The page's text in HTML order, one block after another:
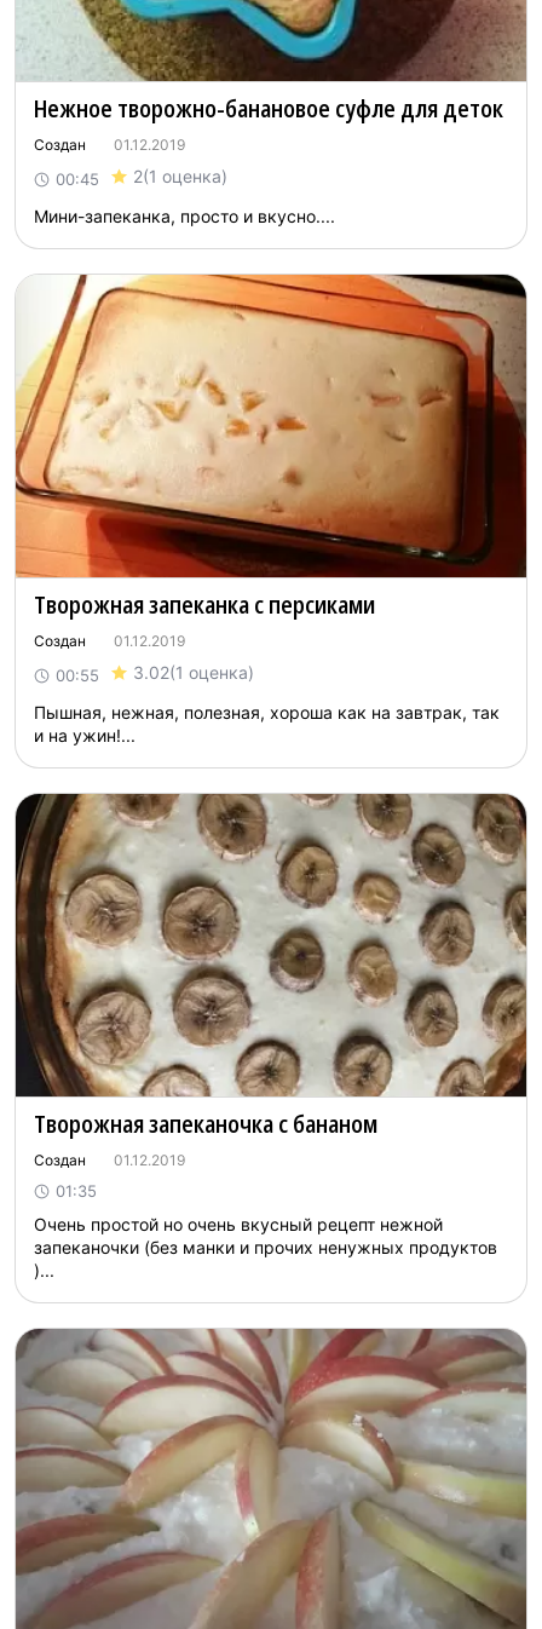
Нежное творожно-банановое суфле для деток
Создан 01.12.2019
00:45 2(1 оценка)
Мини-запеканка, просто и вкусно....
Творожная запеканка с персиками
Создан 01.12.2019
00:55 3.02(1 оценка)
Пышная, нежная, полезная, хороша как на завтрак, так
и на ужин!...
Творожная запеканочка с бананом
Создан 01.12.2019
01:35
Очень простой но очень вкусный рецепт нежной
запеканочки (без манки и прочих ненужных продуктов
)...